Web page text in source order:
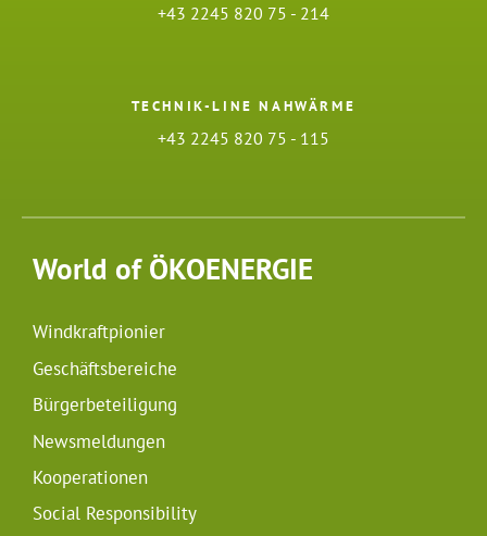
+43 2245 820 75 - 214
TECHNIK-LINE NAHWÄRME
+43 2245 820 75 - 115
World of ÖKOENERGIE
Windkraftpionier
Geschäftsbereiche
Bürgerbeteiligung
Newsmeldungen
Kooperationen
Social Responsibility